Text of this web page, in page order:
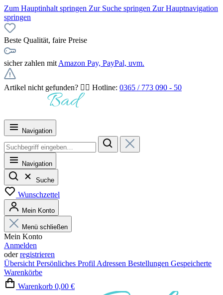
Zum Hauptinhalt springen Zur Suche springen Zur Hauptnavigation
springen
Beste Qualität, faire Preise
sicher zahlen mit Amazon Pay, PayPal, uvm.
Artikel nicht gefunden? 👉🏻 Hotline: 0365 / 773 090 - 50
Navigation
Navigation
Suche
Wunschzettel
Mein Konto
Menü schließen
Mein Konto
Anmelden
oderregistrieren
Übersicht Persönliches Profil Adressen Bestellungen Gespeicherte
Warenkörbe
Warenkorb 0,00 €